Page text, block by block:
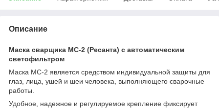
Описание
Маска сварщика МС-2 (Ресанта) с автоматическим
светофильтром
Маска МС-2 является средством индивидуальной защиты для
глаз, лица, ушей и шеи человека, выполняющего сварочные
работы.
Удобное, надежное и регулируемое крепление фиксирует